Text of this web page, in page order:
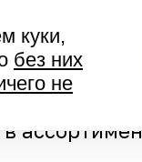
дерев
для
куки,
без них
не